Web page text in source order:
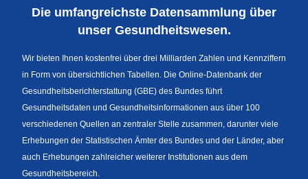
Sprachumschaltung
Die umfangreichste Datensammlung über
unser Gesundheitswesen.
Wir bieten Ihnen kostenfrei über drei Milliarden Zahlen und Kennziffern
in Form von übersichtlichen Tabellen. Die Online-Datenbank der
Gesundheitsberichterstattung (GBE) des Bundes führt
Gesundheitsdaten und Gesundheitsinformationen aus über 100
verschiedenen Quellen an zentraler Stelle zusammen, darunter viele
Erhebungen der Statistischen Ämter des Bundes und der Länder, aber
auch Erhebungen zahlreicher weiterer Institutionen aus dem
Gesundheitsbereich.